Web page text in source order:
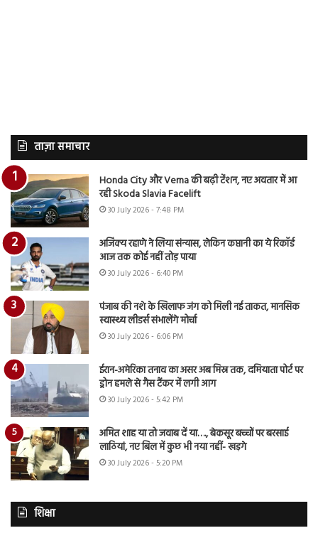
ताज़ा समाचार
Honda City और Verna की बढ़ी टेंशन, नए अवतार में आ
रही Skoda Slavia Facelift
30 July 2026 - 7:48 PM
अजिंक्य रहाणे ने लिया संन्यास, लेकिन कप्तानी का ये रिकॉर्ड
आज तक कोई नहीं तोड़ पाया
30 July 2026 - 6:40 PM
पंजाब की नशे के खिलाफ जंग को मिली नई ताकत, मानसिक
स्वास्थ्य लीडर्स संभालेंगे मोर्चा
30 July 2026 - 6:06 PM
ईरान-अमेरिका तनाव का असर अब मिस्र तक, दमियाता पोर्ट पर
ड्रोन हमले से गैस टैंकर में लगी आग
30 July 2026 - 5:42 PM
अमित शाह या तो जवाब दें या…., बेकसूर बच्चों पर बरसाई
लाठियां, नए बिल में कुछ भी नया नहीं- खड़गे
30 July 2026 - 5:20 PM
शिक्षा